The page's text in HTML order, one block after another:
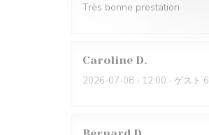
Très bonne prestation
Caroline D
2026-07-08 - 12:00 - ゲスト 6